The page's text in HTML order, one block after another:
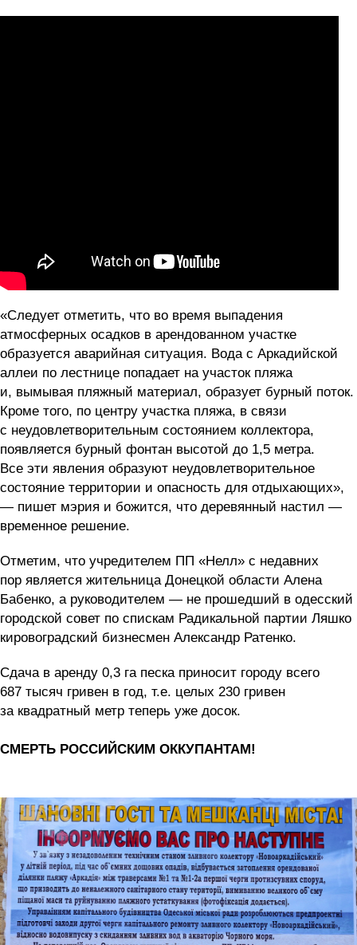
«Следует отметить, что во время выпадения
атмосферных осадков в арендованном участке
образуется аварийная ситуация. Вода с Аркадийской
аллеи по лестнице попадает на участок пляжа
и, вымывая пляжный материал, образует бурный поток.
Кроме того, по центру участка пляжа, в связи
с неудовлетворительным состоянием коллектора,
появляется бурный фонтан высотой до 1,5 метра.
Все эти явления образуют неудовлетворительное
состояние территории и опасность для отдыхающих»,
— пишет мэрия и божится, что деревянный настил —
временное решение.
Отметим, что учредителем ПП «Нелл» с недавних
пор является жительница Донецкой области Алена
Бабенко, а руководителем — не прошедший в одесский
городской совет по спискам Радикальной партии Ляшко
кировоградский бизнесмен Александр Ратенко.
Сдача в аренду 0,3 га песка приносит городу всего
687 тысяч гривен в год, т.е. целых 230 гривен
за квадратный метр теперь уже досок.
СМЕРТЬ РОССИЙСКИМ ОККУПАНТАМ!